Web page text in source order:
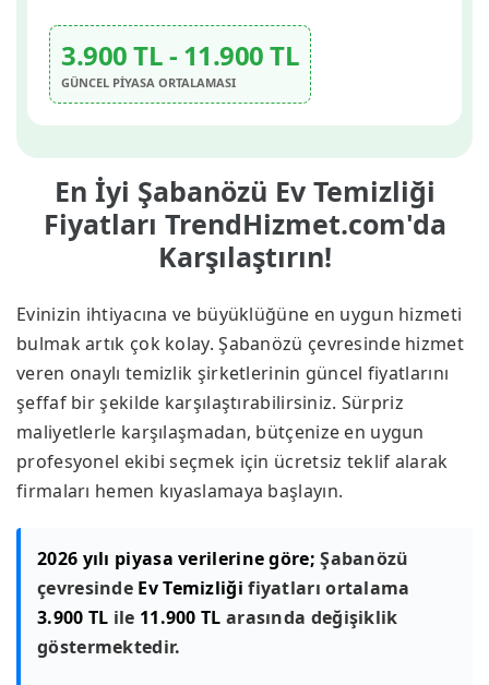
En İyi Şabanözü Ev Temizliği
Fiyatları TrendHizmet.com'da
Karşılaştırın!
Evinizin ihtiyacına ve büyüklüğüne en uygun hizmeti
bulmak artık çok kolay. Şabanözü çevresinde hizmet
veren onaylı temizlik şirketlerinin güncel fiyatlarını
şeffaf bir şekilde karşılaştırabilirsiniz. Sürpriz
maliyetlerle karşılaşmadan, bütçenize en uygun
profesyonel ekibi seçmek için ücretsiz teklif alarak
firmaları hemen kıyaslamaya başlayın.
2026 yılı piyasa verilerine göre; Şabanözü
çevresinde Ev Temizliği fiyatları ortalama
3.900 TL ile 11.900 TL arasında değişiklik
göstermektedir.
3.900 TL - 11.900 TL
GÜNCEL PİYASA ORTALAMASI